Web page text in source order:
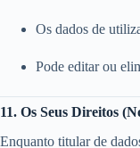
Os dados de
Pode editar ou
11. Os Seus Direitos
Enquanto titular de